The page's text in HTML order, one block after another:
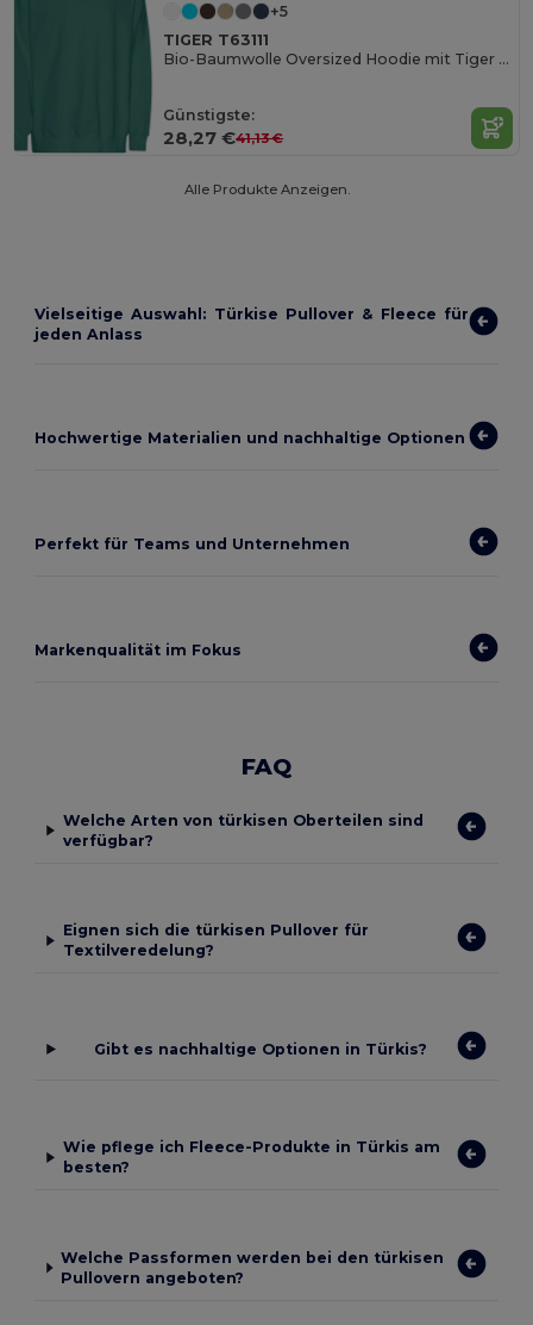
+5
TIGER T63111
Bio-Baumwolle Oversized Hoodie mit Tiger Cotton
Günstigste:
28,27 €41,13 €
Alle Produkte Anzeigen.
Vielseitige Auswahl: Türkise Pullover & Fleece für
jeden Anlass
Hochwertige Materialien und nachhaltige Optionen
Perfekt für Teams und Unternehmen
Markenqualität im Fokus
FAQ
Welche Arten von türkisen Oberteilen sind
verfügbar?
Eignen sich die türkisen Pullover für
Textilveredelung?
Gibt es nachhaltige Optionen in Türkis?
Wie pflege ich Fleece-Produkte in Türkis am
besten?
Welche Passformen werden bei den türkisen
Pullovern angeboten?